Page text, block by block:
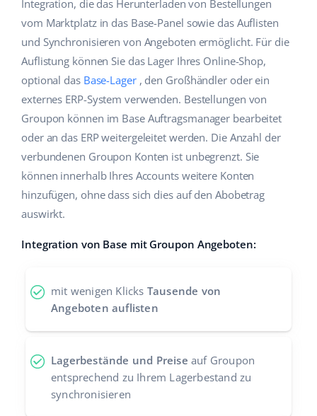
Marktplatz-Manager
Workflow-Automatisierung
Versandmanagement
Preisautomatisierung
KI für E-Commerce
Ecosystem
Base Analytics
Haus & Garten
Produkte für Kinder
Elektronik
Autoteile
Supermarkt
Health & Beauty
Mode
Hilfe
Akademie
Marketplace Ebook
Blog
Dienstleistungen
Systemimplementierungen
Base.com Audit
Vorteilsrechner
Zusammenarbeit und Partner
Kontakt
english (US)
english (GB)
english (IN)
čeština
deutsch
Ελληνικά
español (AR)
español (MX)
Italiano
português (BR)
română
Integration, die das Herunterladen von Bestellungen
vom Marktplatz in das Base-Panel sowie das Auflisten
und Synchronisieren von Angeboten ermöglicht. Für die
Auflistung können Sie das Lager Ihres Online-Shop,
optional das Base-Lager, den Großhändler oder ein
externes ERP-System verwenden. Bestellungen von
Groupon können im Base Auftragsmanager bearbeitet
oder an das ERP weitergeleitet werden. Die Anzahl der
verbundenen Groupon Konten ist unbegrenzt. Sie
können innerhalb Ihres Accounts weitere Konten
hinzufügen, ohne dass sich dies auf den Abobetrag
auswirkt.
Integration von Base mit Groupon Angeboten:
mit wenigen Klicks Tausende von
Angeboten auflisten
Lagerbestände und Preise auf Groupon
entsprechend zu Ihrem Lagerbestand zu
synchronisieren